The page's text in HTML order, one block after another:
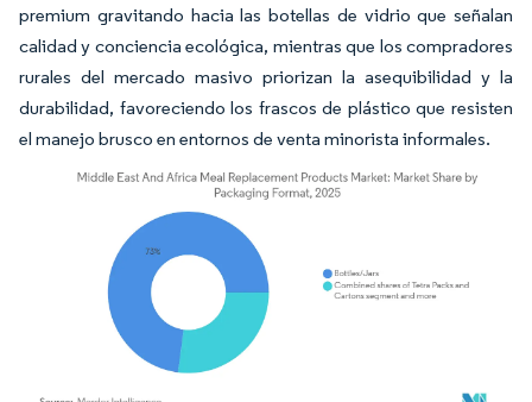
premium gravitando hacia las botellas de vidrio que señalan
calidad y conciencia ecológica, mientras que los compradores
rurales del mercado masivo priorizan la asequibilidad y la
durabilidad, favoreciendo los frascos de plástico que resisten
el manejo brusco en entornos de venta minorista informales.